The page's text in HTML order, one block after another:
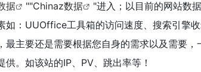
据 ""Chinaz数据
"进入；以目前的网站数
如：UUOffice工具箱的访问速度、搜索引擎
最主要还是需要根据您自身的需求以及需要
供。如该站的IP、PV、跳出率等！